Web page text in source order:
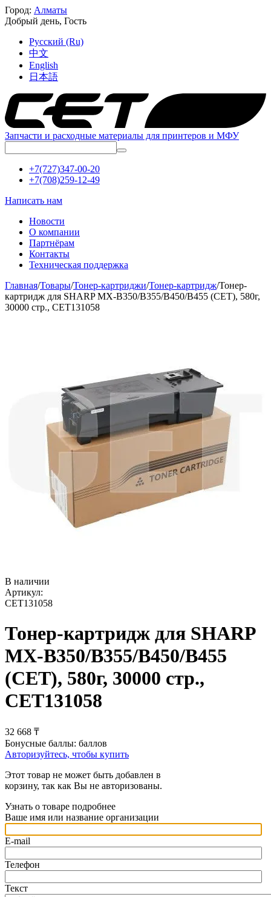
Город: Алматы
Добрый день, Гость
Русский (Ru)
中文
English
日本語
Запчасти и расходные материалы для принтеров и МФУ
+7(727)347-00-20
+7(708)259-12-49
Написать нам
Новости
О компании
Партнёрам
Контакты
Техническая поддержка
Главная/Товары/Тонер-картриджи/Тонер-картридж/Тонер-
картридж для SHARP MX-B350/B355/B450/B455 (CET), 580г,
30000 стр., CET131058
В наличии
Артикул:
CET131058
Тонер-картридж для SHARP
MX-B350/B355/B450/B455
(CET), 580г, 30000 стр.,
CET131058
32 668 ₸
Бонусные баллы: баллов
Авторизуйтесь, чтобы купить
Этот товар не может быть добавлен в
корзину, так как Вы не авторизованы.
Узнать о товаре подробнее
Ваше имя или название организации
E-mail
Телефон
Текст